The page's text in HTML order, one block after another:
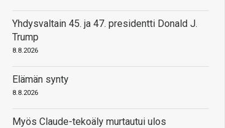
Yhdysvaltain 45. ja 47. presidentti Donald J.
Trump
8.8.2026
Elämän synty
8.8.2026
Myös Claude-tekoäly murtautui ulos